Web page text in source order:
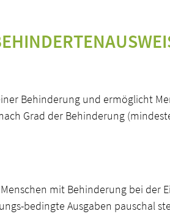
Behinderung und ermöglicht
Grad der Behinderung
mit Behinderung bei der
bedingte Ausgaben pauschal